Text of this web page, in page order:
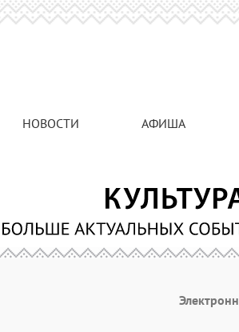
НОВОСТИ АФИША